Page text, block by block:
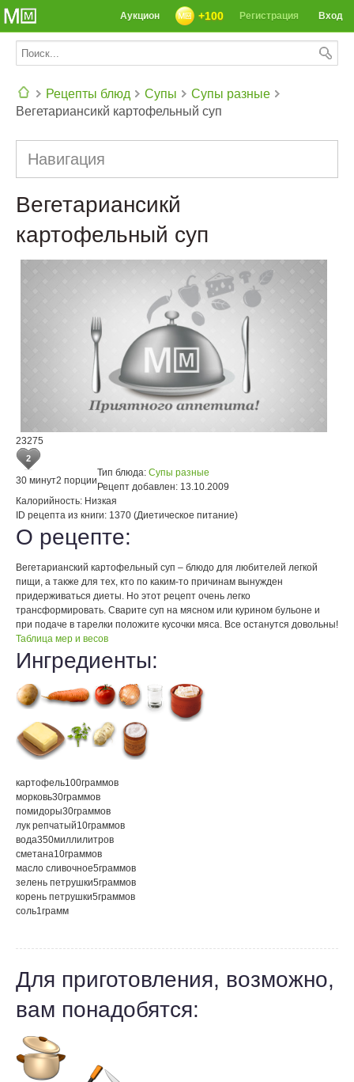
Вход
Регистрация
+100
Аукцион
Рецепты блюд Супы
Супы разные
Вегетариансикй картофельный суп
Навигация
Вегетариансикй
картофельный суп
23275
2
30 минут2 порции
Тип блюда: Супы разные
Рецепт добавлен: 13.10.2009
Калорийность: Низкая
ID рецепта из книги: 1370 (Диетическое питание)
О рецепте:
Вегетарианский картофельный суп – блюдо для любителей легкой
пищи, а также для тех, кто по каким-то причинам вынужден
придерживаться диеты. Но этот рецепт очень легко
трансформировать. Сварите суп на мясном или курином бульоне и
при подаче в тарелки положите кусочки мяса. Все останутся довольны!
Таблица мер и весов
Ингредиенты:
картофель100граммов
морковь30граммов
помидоры30граммов
лук репчатый10граммов
вода350миллилитров
сметана10граммов
масло сливочное5граммов
зелень петрушки5граммов
корень петрушки5граммов
соль1грамм
Для приготовления, возможно,
вам понадобятся: